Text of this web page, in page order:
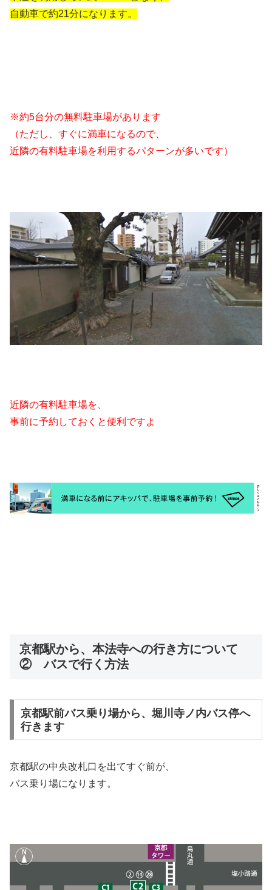
自動車で約21分になります。
※約5台分の無料駐車場があります
（ただし、すぐに満車になるので、
近隣の有料駐車場を利用するパターンが多いです）
近隣の有料駐車場を、
事前に予約しておくと便利ですよ
京都駅から、本法寺への行き方について
② バスで行く方法
京都駅前バス乗り場から、堀川寺ノ内バス停へ
行きます
京都駅の中央改札口を出てすぐ前が、
バス乗り場になります。